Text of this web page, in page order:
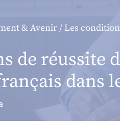
& Avenir/ Les
de réussite
dans